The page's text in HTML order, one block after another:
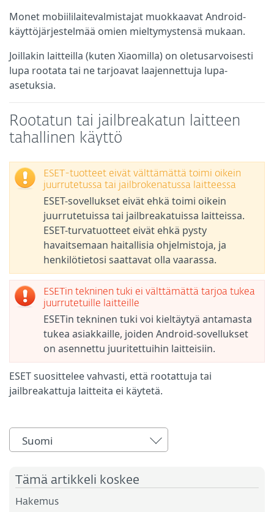
Monet mobiililaitevalmistajat muokkaavat Android-
käyttöjärjestelmää omien mieltymystensä mukaan.
Joillakin laitteilla (kuten Xiaomilla) on oletusarvoisesti
lupa rootata tai ne tarjoavat laajennettuja lupa-
asetuksia.
Rootatun tai jailbreakatun laitteen
tahallinen käyttö
ESET-tuotteet eivät välttämättä toimi oikein
juurrutetussa tai jailbrokenatussa laitteessa
ESET-sovellukset eivät ehkä toimi oikein
juurrutetuissa tai jailbreakatuissa laitteissa.
ESET-turvatuotteet eivät ehkä pysty
havaitsemaan haitallisia ohjelmistoja, ja
henkilötietosi saattavat olla vaarassa.
ESETin tekninen tuki ei välttämättä tarjoa tukea
juurrutetuille laitteille
ESETin tekninen tuki voi kieltäytyä antamasta
tukea asiakkaille, joiden Android-sovellukset
on asennettu juuritettuihin laitteisiin.
ESET suosittelee vahvasti, että rootattuja tai
jailbreakattuja laitteita ei käytetä.
Suomi
Tämä artikkeli koskee
Hakemus